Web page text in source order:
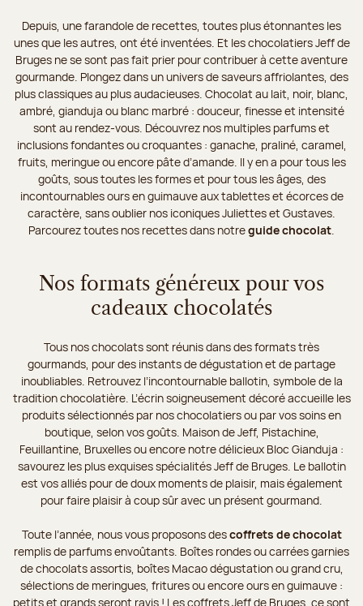
Depuis, une farandole de recettes, toutes plus étonnantes les
unes que les autres, ont été inventées. Et les chocolatiers Jeff de
Bruges ne se sont pas fait prier pour contribuer à cette aventure
gourmande. Plongez dans un univers de saveurs affriolantes, des
plus classiques au plus audacieuses. Chocolat au lait, noir, blanc,
ambré, gianduja ou blanc marbré : douceur, finesse et intensité
sont au rendez-vous. Découvrez nos multiples parfums et
inclusions fondantes ou croquantes : ganache, praliné, caramel,
fruits, meringue ou encore pâte d’amande. Il y en a pour tous les
goûts, sous toutes les formes et pour tous les âges, des
incontournables ours en guimauve aux tablettes et écorces de
caractère, sans oublier nos iconiques Juliettes et Gustaves.
Parcourez toutes nos recettes dans notreguide chocolat
Nos formats généreux pour vos
cadeaux chocolatés
Tous nos chocolats sont réunis dans des formats très
gourmands, pour des instants de dégustation et de partage
inoubliables. Retrouvez l’incontournable ballotin, symbole de la
tradition chocolatière. L’écrin soigneusement décoré accueille les
produits sélectionnés par nos chocolatiers ou par vos soins en
boutique, selon vos goûts. Maison de Jeff, Pistachine,
Feuillantine, Bruxelles ou encore notre délicieux Bloc Gianduja :
savourez les plus exquises spécialités Jeff de Bruges. Le ballotin
est vos alliés pour de doux moments de plaisir, mais également
pour faire plaisir à coup sûr avec un présent gourmand.
Toute l’année, nous vous proposons descoffrets de chocolat
remplis de parfums envoûtants. Boîtes rondes ou carrées garnies
de chocolats assortis, boîtes Macao dégustation ou grand cru,
sélections de meringues, fritures ou encore ours en guimauve :
petits et grands seront ravis ! Les coffrets Jeff de Bruges, ce sont